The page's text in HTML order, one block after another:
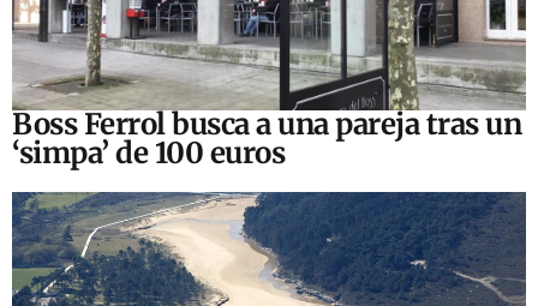
Boss Ferrol busca a una pareja tras un
‘simpa’ de 100 euros